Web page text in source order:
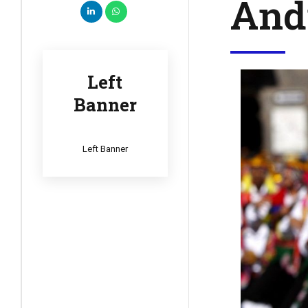
Left
Banner
Left Banner